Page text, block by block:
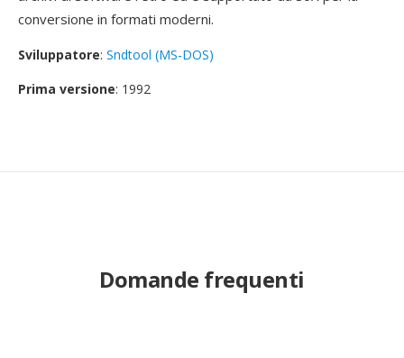
conversione in formati moderni.
Sviluppatore: Sndtool (MS-DOS)
Prima versione: 1992
Domande frequenti